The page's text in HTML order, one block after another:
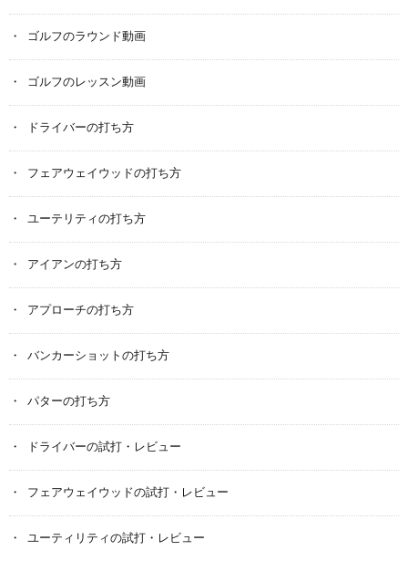
ゴルフのラウンド動画
ゴルフのレッスン動画
ドライバーの打ち方
フェアウェイウッドの打ち方
ユーテリティの打ち方
アイアンの打ち方
アプローチの打ち方
バンカーショットの打ち方
パターの打ち方
ドライバーの試打・レビュー
フェアウェイウッドの試打・レビュー
ユーティリティの試打・レビュー